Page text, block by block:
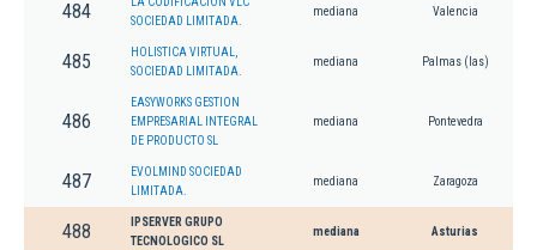
484
SOCIEDAD LIMITADA.
mediana Valencia
485
HOLISTICA VIRTUAL,
SOCIEDAD LIMITADA.
mediana Palmas (las)
486
EASYWORKS GESTION
EMPRESARIAL INTEGRAL
DE PRODUCTO SL
mediana Pontevedra
487
EVOLMIND SOCIEDAD
LIMITADA.
mediana Zaragoza
488
IPSERVER GRUPO
TECNOLOGICO SL
mediana Asturias